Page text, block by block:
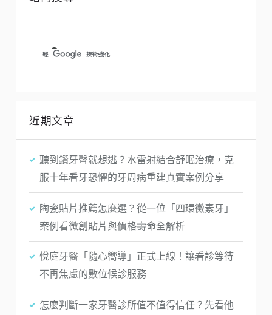
近期文章
聽到鑽牙聲就想逃？水雷射結合舒眠治療，克
服十年看牙恐懼的牙周病重建真實案例分享
陶瓷貼片推薦怎麼選？從一位「四環黴素牙」
案例看微創貼片與價格壽命全解析
悅庭牙醫「隨心嚮導」正式上線！讓看診等待
不再焦慮的數位候診服務
怎麼判斷一家牙醫診所值不值得信任？先看他